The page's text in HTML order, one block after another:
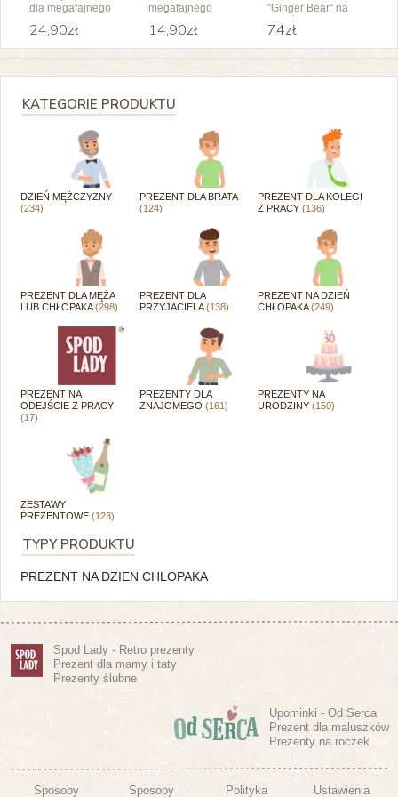
dla megafajnego
24,90zł
megafajnego
czekoladką
14,90zł
"Ginger Bear" na
Dzień Chłopaka
74zł
KATEGORIE PRODUKTU
DZIEŃ MĘŻCZYZNY
(234)
PREZENT DLA BRATA
(124)
PREZENT DLA KOLEGI
Z PRACY(136)
PREZENT DLA MĘŻA
LUB CHŁOPAKA(298)
PREZENT DLA
PRZYJACIELA(138)
PREZENT NA DZIEŃ
CHŁOPAKA(249)
PREZENT NA
ODEJŚCIE Z PRACY
(17)
PREZENTY DLA
ZNAJOMEGO (161)
PREZENTY NA
URODZINY(150)
ZESTAWY
PREZENTOWE (123)
TYPY PRODUKTU
PREZENT NA DZIEN CHLOPAKA
Spod Lady - Retro prezenty
Prezent dla mamy i taty
Prezenty ślubne
Upominki - Od Serca
Prezent dla maluszków
Prezenty na roczek
Sposoby
Sposoby
Polityka
Ustawienia